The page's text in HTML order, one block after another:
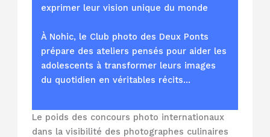
exprimer leur vision unique du monde
À Nohic, le Club photo des Deux Ponts
prépare des ateliers pensés pour aider les
adolescents à transformer leurs images
du quotidien en véritables récits…
Le poids des concours photo internationaux
dans la visibilité des photographes culinaires